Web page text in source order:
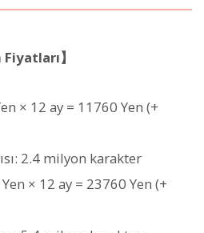
】
× 12 ay = 11760 Yen (+
2.4 milyon karakter
× 12 ay = 23760 Yen (+